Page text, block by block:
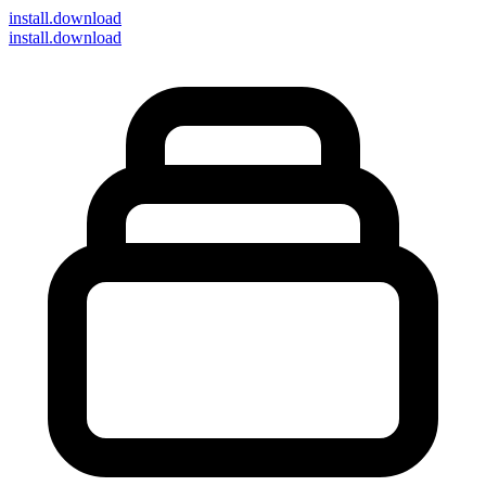
install.download
install.download